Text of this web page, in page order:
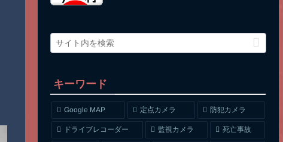
キーワード
Google MAP 定点カメラ 防犯カメラ
ドライブレコーダー 監視カメラ 死亡事故